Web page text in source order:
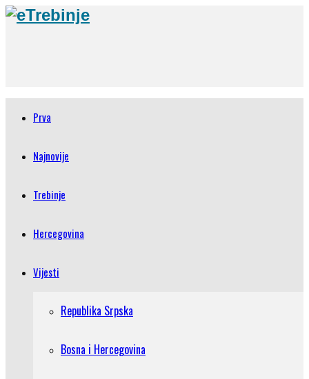
Prva
Najnovije
Trebinje
Hercegovina
Vijesti
Republika Srpska
Bosna i Hercegovina